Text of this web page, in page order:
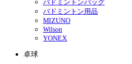
バドミントンバッグ
バドミントン用品
MIZUNO
Wilson
YONEX
卓球